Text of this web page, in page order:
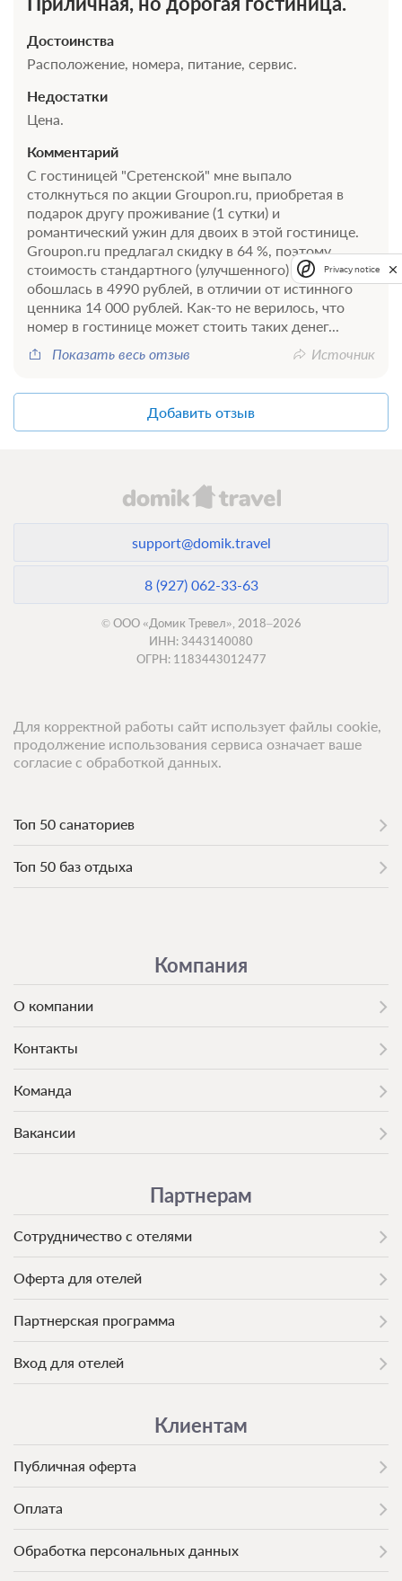
Достоинства
Расположение, номера, питание, сервис.
Недостатки
Цена.
Комментарий
С гостиницей "Сретенской" мне выпало
столкнуться по акции Groupon.ru, приобретая в
подарок другу проживание (1 сутки) и
романтический ужин для двоих в этой гостинице.
Groupon.ru предлагал скидку в 64 %, поэтому
стоимость стандартного (улучшенного) номера мне
обошлась в 4990 рублей, в отличии от истинного
ценника 14 000 рублей. Как-то не верилось, что
номер в гостинице может стоить таких денег...
Показать весь отзыв
Источник
Добавить отзыв
support@domik.travel
8 (927) 062-33-63
© ООО «Домик Тревел», 2018–2026
ИНН: 3443140080
ОГРН: 1183443012477
Топ 50 санаториев
Топ 50 баз отдыха
Компания
О компании
Контакты
Команда
Вакансии
Партнерам
Сотрудничество с отелями
Оферта для отелей
Партнерская программа
Вход для отелей
Клиентам
Публичная оферта
Оплата
Обработка персональных данных
Для корректной работы сайт использует файлы cookie,
продолжение использования сервиса означает ваше
согласие с обработкой данных.
Privacy notice